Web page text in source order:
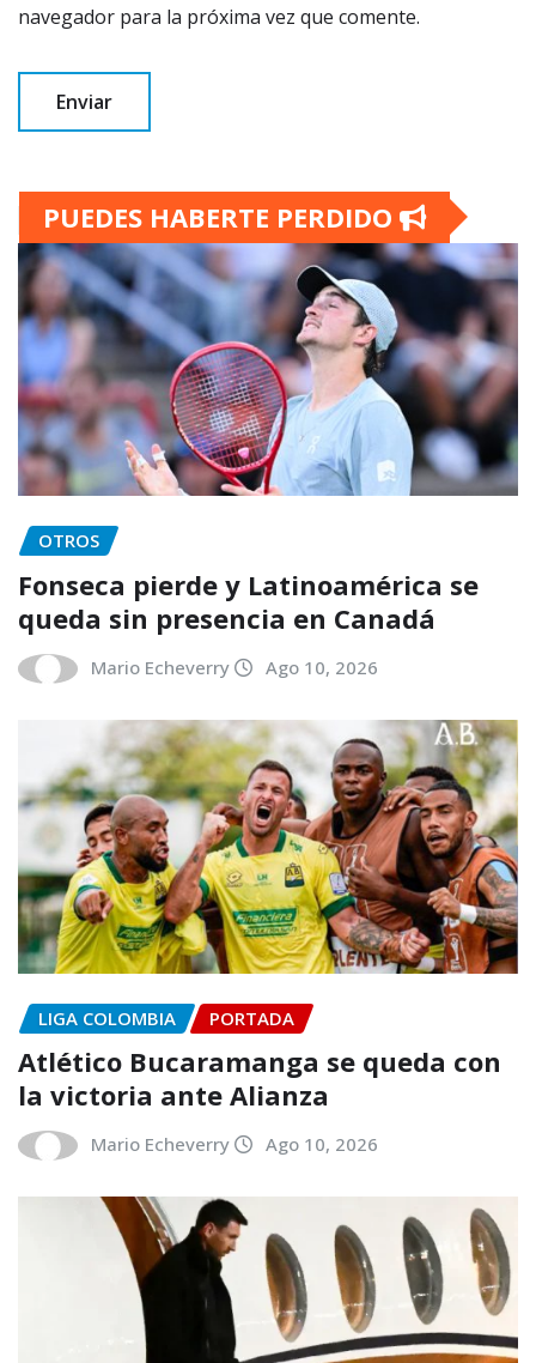
navegador para la próxima vez que comente.
PUEDES HABERTE PERDIDO
OTROS
Fonseca pierde y Latinoamérica se
queda sin presencia en Canadá
Mario Echeverry Ago 10, 2026
LIGA COLOMBIA PORTADA
Atlético Bucaramanga se queda con
la victoria ante Alianza
Mario Echeverry Ago 10, 2026